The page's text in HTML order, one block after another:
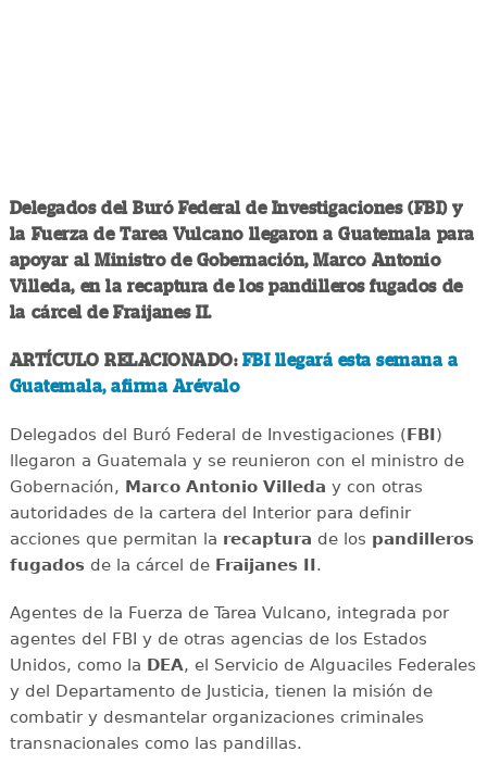
Delegados del Buró Federal de Investigaciones (FBI) y
la Fuerza de Tarea Vulcano llegaron a Guatemala para
apoyar al Ministro de Gobernación, Marco Antonio
Villeda, en la recaptura de los pandilleros fugados de
la cárcel de Fraijanes II.
ARTÍCULO RELACIONADO: FBI llegará esta semana a
Guatemala, afirma Arévalo
Delegados del Buró Federal de Investigaciones (FBI)
llegaron a Guatemala y se reunieron con el ministro de
Gobernación, Marco Antonio Villeda y con otras
autoridades de la cartera del Interior para definir
acciones que permitan la recaptura de los pandilleros
fugadosde la cárcel de Fraijanes II.
Agentes de la Fuerza de Tarea Vulcano, integrada por
agentes del FBI y de otras agencias de los Estados
Unidos, como la DEA, el Servicio de Alguaciles Federales
y del Departamento de Justicia, tienen la misión de
combatir y desmantelar organizaciones criminales
transnacionales como las pandillas.